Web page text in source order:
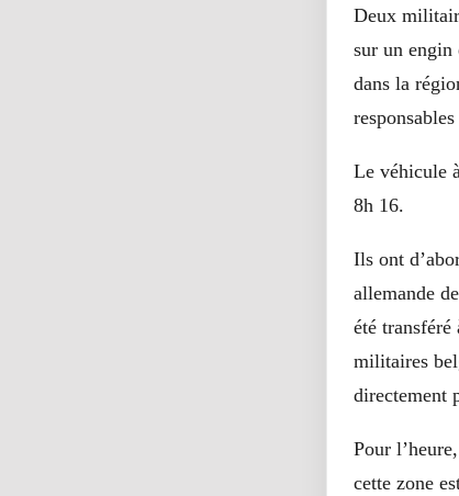
Deux
sur un
dans la
Le véhicule
8h 16.
Ils ont
allemande
été transféré
militaires
directement
Pour
cette zone